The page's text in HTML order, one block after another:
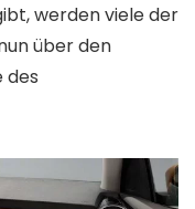
werden viele der
über den
des